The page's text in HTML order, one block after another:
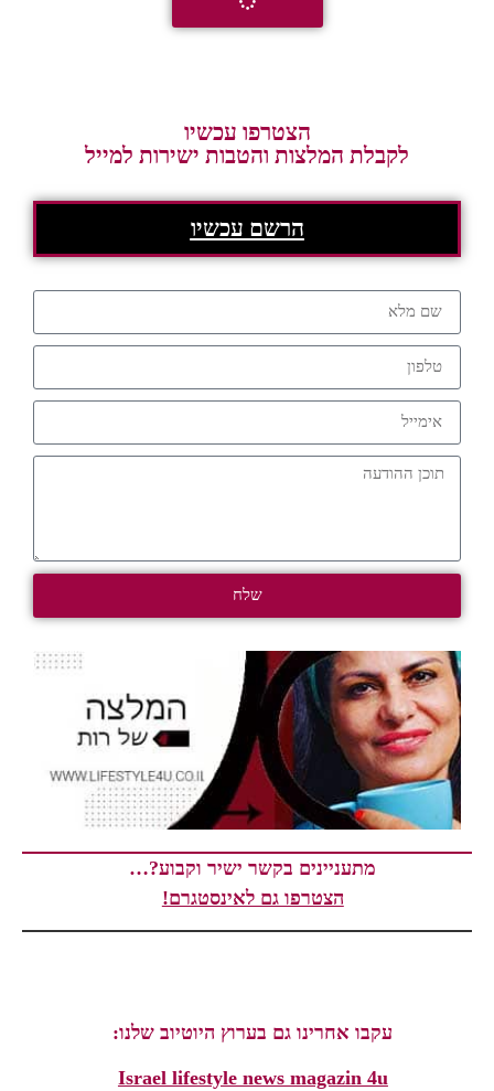
הצטרפו עכשיו
לקבלת המלצות והטבות ישירות למייל
הרשם עכשיו
שלח
מתעניינים בקשר ישיר וקבוע?…
הצטרפו גם לאינסטגרם!
עקבו אחרינו גם בערוץ היוטיוב שלנו:
Israel lifestyle news magazin 4u